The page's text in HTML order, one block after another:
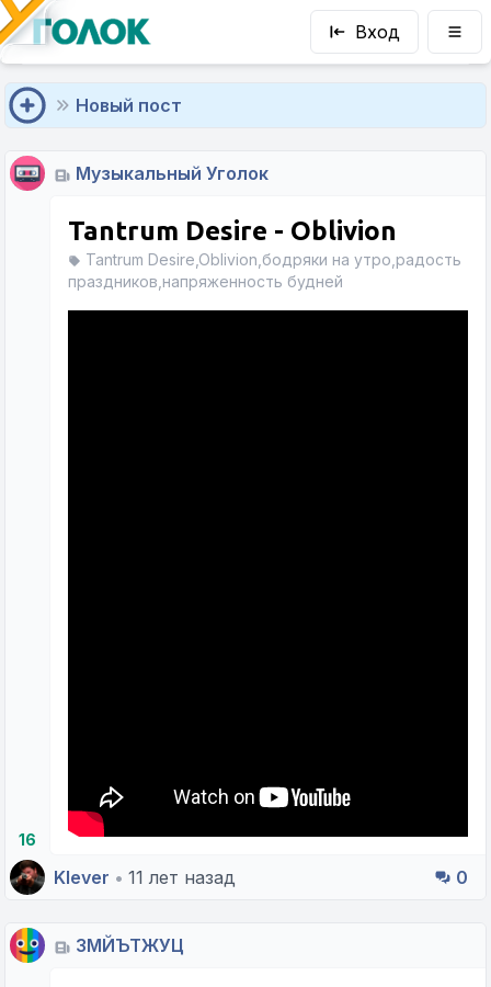
Вход
Новый пост
Музыкальный Уголок
16
Tantrum Desire - Oblivion
Tantrum Desire,Oblivion,бодряки на утро,радость
праздников,напряженность будней
Klever • 11 лет назад 0
ЗМЙЪТЖУЦ